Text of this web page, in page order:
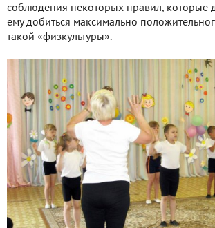
соблюдения некоторых правил, которые
ему добиться максимально
такой «физкультуры».